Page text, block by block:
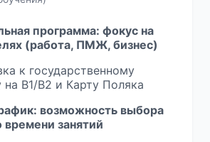
программа: фокус на
(работа, ПМЖ, бизнес)
к государственному
на B1/B2 и Карту Поляка
возможность выбора
времени занятий